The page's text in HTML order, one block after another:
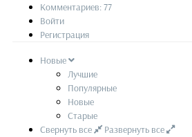
Комментариев: 77
Войти
Регистрация
Новые
Лучшие
Популярные
Новые
Старые
Свернуть все
Развернуть все